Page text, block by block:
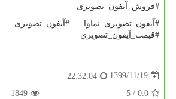
#فروش_آیفون_تصویری
#آیفون_تصویری_نماوا #آیفون_تصویری
#قیمت_آیفون_تصویری
1399/11/19
22:32:04
0.0
/ 5
1849